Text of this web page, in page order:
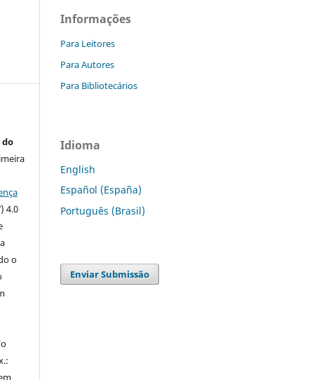
do
4.0
o
Informações
Para Leitores
Para Autores
Para Bibliotecários
Idioma
English
Español (España)
Português (Brasil)
Enviar Submissão